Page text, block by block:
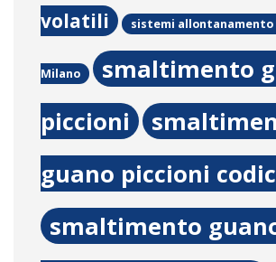
volatili
sistemi
Milano
smaltimento
piccioni
guano piccioni
smaltimento